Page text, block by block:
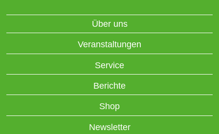
Über uns
Veranstaltungen
Service
Berichte
Shop
Newsletter